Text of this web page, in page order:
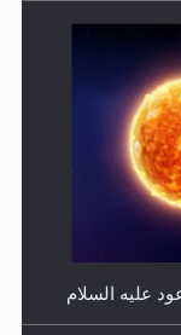
الله في أطفال
عليه السلام